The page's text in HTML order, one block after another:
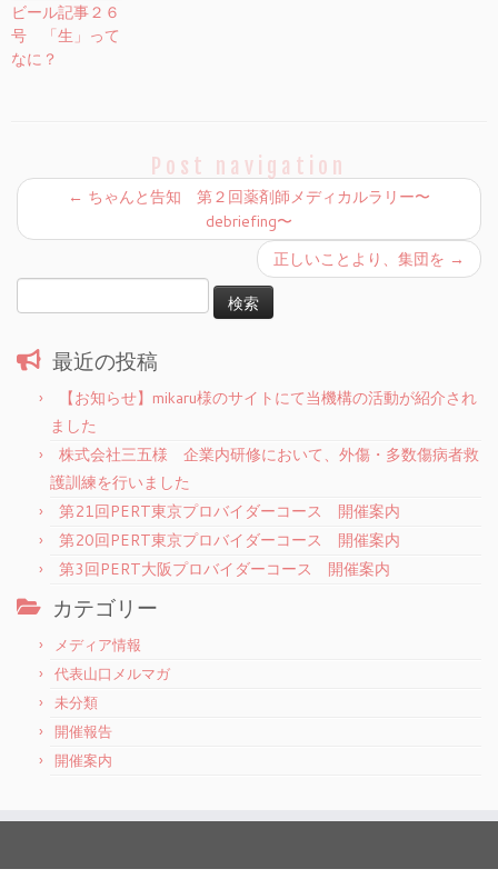
ビール記事２６
号 「生」って
なに？
Post navigation
← ちゃんと告知 第２回薬剤師メディカルラリー〜
debriefing〜
正しいことより、集団を →
索:
最近の投稿
【お知らせ】mikaru様のサイトにて当機構の活動が紹介され
ました
株式会社三五様 企業内研修において、外傷・多数傷病者救
護訓練を行いました
第21回PERT東京プロバイダーコース 開催案内
第20回PERT東京プロバイダーコース 開催案内
第3回PERT大阪プロバイダーコース 開催案内
カテゴリー
メディア情報
代表山口メルマガ
未分類
開催報告
開催案内